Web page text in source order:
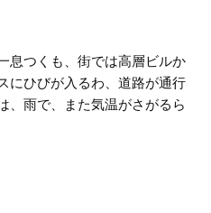
息つくも、街では高層ビルか
にひびが入るわ、道路が通行
、雨で、また気温がさがるら